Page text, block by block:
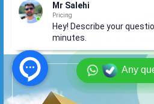
در حمل و نقل ریلی
Any
Mr Salehi
Pricing
Hey! Describe your
minutes.